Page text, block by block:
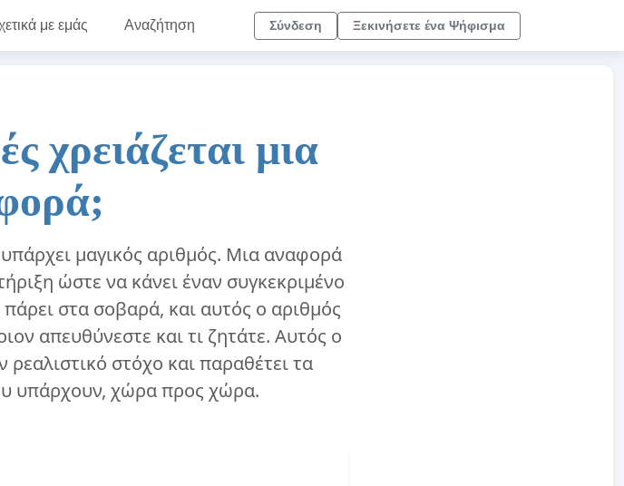
με εμάς Αναζήτηση Σύνδεση Ξεκινήσετε ένα Ψήφισμα
χρειάζεται μια
υπάρχει μαγικός αριθμός. Μια αναφορά
ώστε να κάνει έναν συγκεκριμένο
στα σοβαρά, και αυτός ο αριθμός
απευθύνεστε και τι ζητάτε. Αυτός ο
στόχο και παραθέτει τα
υπάρχουν, χώρα προς χώρα.